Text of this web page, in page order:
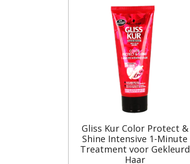
Gliss Kur Color Protect &
Shine Intensive 1-Minute
Treatment voor Gekleurd
Haar